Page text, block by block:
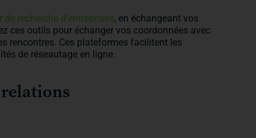
de recherche d'entreprises, en échangeant vos
ces outils pour échanger vos coordonnées avec
rencontres. Ces plateformes facilitent les
de réseautage en ligne.
relations